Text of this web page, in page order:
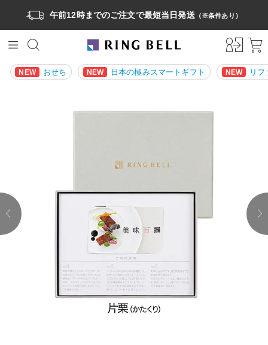
午前12時までのご注文で最短当日発送（※条件あり）
NEW おせち NEW 日本の極みスマートギフト NEW リ
prev